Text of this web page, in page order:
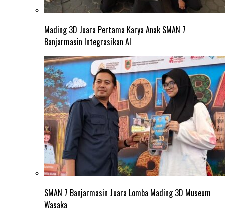
Mading 3D Juara Pertama Karya Anak SMAN 7
Banjarmasin Integrasikan AI
SMAN 7 Banjarmasin Juara Lomba Mading 3D Museum
Wasaka